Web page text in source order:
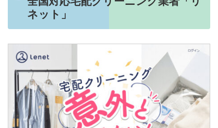
ネット」